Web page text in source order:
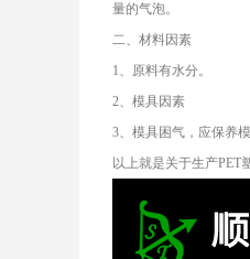
量的气泡。
二、材料因素
1、原料有水分。
2、模具因素
3、模具困气，应保养
以上就是关于生产PET